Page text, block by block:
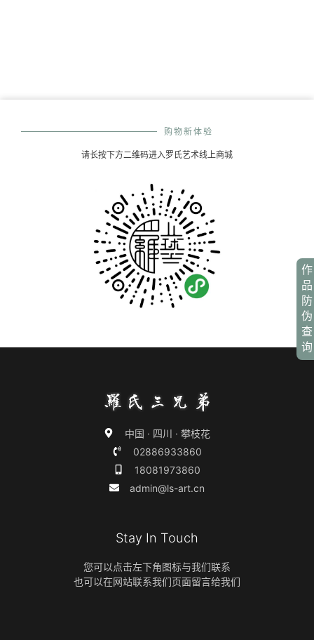
作
品
防
伪
查
询
购物新体验
请长按下方二维码进入罗氏艺术线上商城
中国 · 四川 · 攀枝花
02886933860
18081973860
admin@ls-art.cn
Stay In Touch
您可以点击左下角图标与我们联系
也可以在网站联系我们页面留言给我们